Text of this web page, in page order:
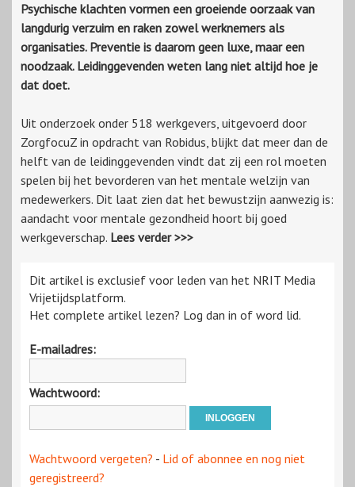
Psychische klachten vormen een groeiende oorzaak van
langdurig verzuim en raken zowel werknemers als
organisaties. Preventie is daarom geen luxe, maar een
noodzaak. Leidinggevenden weten lang niet altijd hoe je
dat doet.
Uit onderzoek onder 518 werkgevers, uitgevoerd door
ZorgfocuZ in opdracht van Robidus, blijkt dat meer dan de
helft van de leidinggevenden vindt dat zij een rol moeten
spelen bij het bevorderen van het mentale welzijn van
medewerkers. Dit laat zien dat het bewustzijn aanwezig is:
aandacht voor mentale gezondheid hoort bij goed
werkgeverschap. Lees verder >>>
Dit artikel is exclusief voor leden van het NRIT Media
Vrijetijdsplatform.
Het complete artikel lezen? Log dan in of word lid.
E-mailadres:
Wachtwoord:
Wachtwoord vergeten? - Lid of abonnee en nog niet
geregistreerd?